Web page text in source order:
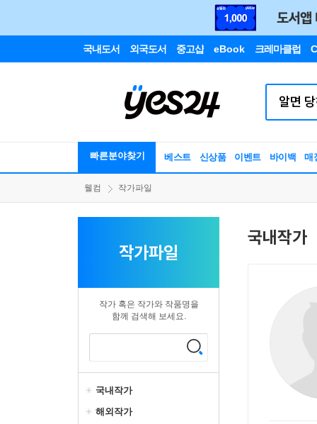
국내도서 외국도서 중고샵 eBook 크레마클럽
빠른분야찾기 베스트 신상품 이벤트 바이백 매
웰컴 작가파일
작가파일
작가 혹은 작가와 작품명을
함께 검색해 보세요.
국내작가
해외작가
국내작가